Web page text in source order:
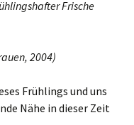
Frische
2004)
Frühlings und uns
Nähe in dieser Zeit